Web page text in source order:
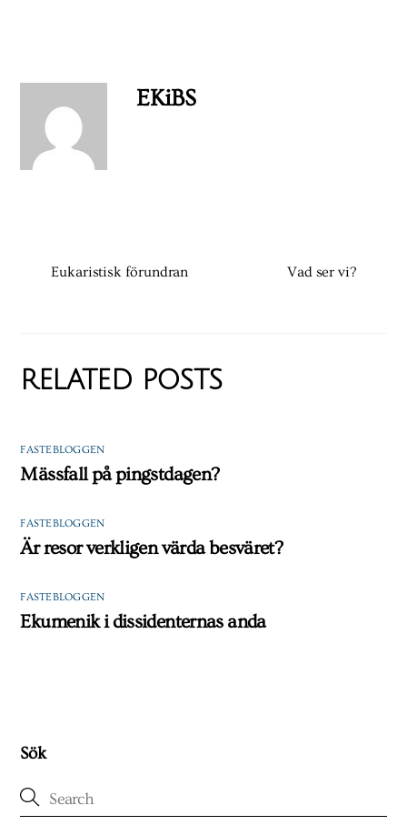
EKiBS
Eukaristisk förundran Vad ser vi?
RELATED POSTS
FASTEBLOGGEN
Mässfall på pingstdagen?
FASTEBLOGGEN
Är resor verkligen värda besväret?
FASTEBLOGGEN
Ekumenik i dissidenternas anda
Sök